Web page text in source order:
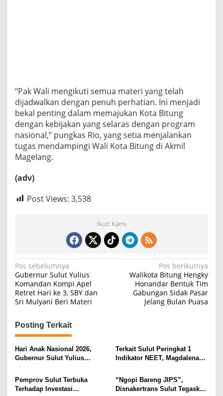
“Pak Wali mengikuti semua materi yang telah
dijadwalkan dengan penuh perhatian. Ini menjadi
bekal penting dalam memajukan Kota Bitung
dengan kebijakan yang selaras dengan program
nasional,” pungkas Rio, yang setia menjalankan
tugas mendampingi Wali Kota Bitung di Akmil
Magelang.
(adv)
Post Views: 3,538
Ikuti Kami
N
a
v
g
a
s
p
Pos sebelumnya
Gubernur Sulut Yulius
Komandan Kompi Apel
Retret Hari ke 3, SBY dan
Sri Mulyani Beri Materi
Pos berikutnya
Walikota Bitung Hengky
Honandar Bentuk Tim
Gabungan Sidak Pasar
Jelang Bulan Puasa
Posting Terkait
Hari Anak Nasional 2026,
Gubernur Sulut Yulius
Ruang Aman Bagi Anak, di
Lingkungan Fisik Maupun di
Ruang Digital
Terkait Sulut Peringkat 1
Indikator NEET, Magdalena
Secara Proposional, Agar
Tidak Timbul Persepsi Keliru
Pemprov Sulut Terbuka
Terhadap Investasi
“Ngopi Bareng JIPS”,
Disnakertrans Sulut Tegaskan